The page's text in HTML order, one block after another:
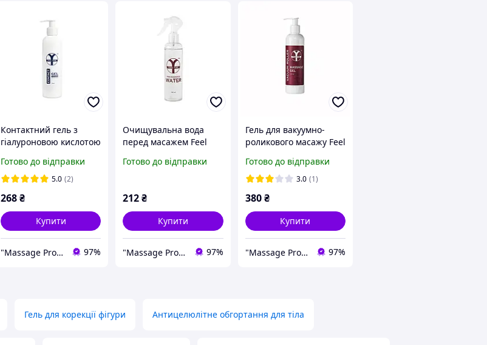
Контактний гель з
гіалуроновою кислотою
With Hyaluronic Acid
250 мл Контактний
Готово до відправки
5.0 (2)
268₴
Купити
"Massage Pro": Товари для масажу, краси та здоров'я! 97%
Очищувальна вода
перед масажем Feel
250 мл Засіб очисний
Готово до відправки
212₴
Купити
"Massage Pro": Товари для масажу, краси та здоров'я! 97%
Гель для вакуумно-
роликового масажу Feel
Massage 500 мл
Масажний гель для
Готово до відправки
3.0 (1)
380 ₴
Купити
"Massage Pro": Товари для масажу, краси та здоров'я! 97%
Гель для корекції фігури Антицелюлітне обгортання для тіла